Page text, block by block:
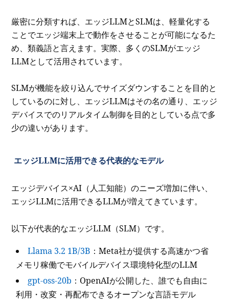
厳密に分類すれば、エッジLLMとSLMは、軽量化する
ことでエッジ端末上で動作をさせることが可能になるた
め、類義語と言えます。実際、多くのSLMがエッジ
LLMとして活用されています。
SLMが機能を絞り込んでサイズダウンすることを目的と
しているのに対し、エッジLLMはその名の通り、エッジ
デバイスでのリアルタイム制御を目的としている点で多
少の違いがあります。
エッジLLMに活用できる代表的なモデル
エッジデバイス×AI（人工知能）のニーズ増加に伴い、
エッジLLMに活用できるLLMが増えてきています。
以下が代表的なエッジLLM（SLM）です。
Llama 3.2 1B/3B ：Meta社が提供する高速かつ省
メモリ稼働でモバイルデバイス環境特化型のLLM
gpt-oss-20b ：OpenAIが公開した、誰でも自由に
利用・改変・再配布できるオープンな言語モデル